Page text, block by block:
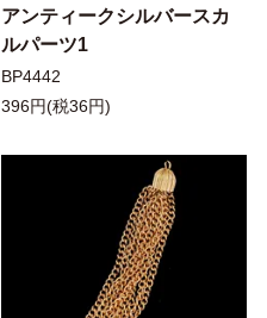
アンティークシルバースカ
ルパーツ1
BP4442
396円(税36円)